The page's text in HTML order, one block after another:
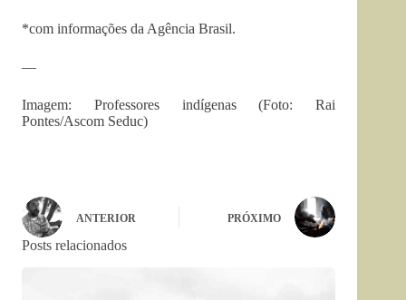
*com informações da Agência Brasil.
—
Imagem: Professores indígenas (Foto: Rai
Pontes/Ascom Seduc)
ANTERIOR PRÓXIMO
Posts relacionados